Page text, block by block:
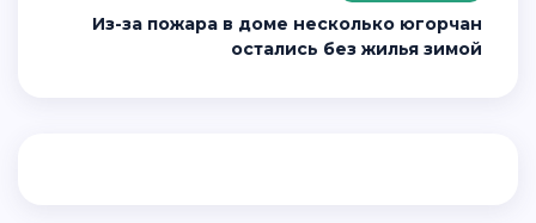
Из-за пожара в доме несколько югорчан
остались без жилья зимой